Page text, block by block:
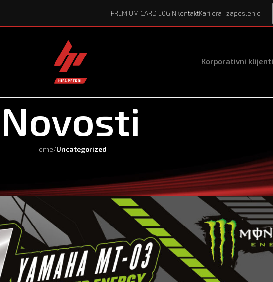
PREMIUM CARD LOGINKontaktKarijera i zaposlenje
Korporativni klijenti
Novosti
Home/Uncategorized
03 uz Monster Energy na Hifa Petrolu!
Posted by HP MarketingOn 16 Juna, 2026